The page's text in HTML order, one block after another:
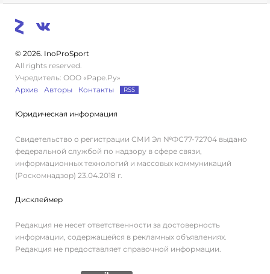
© 2026. InoProSport
All rights reserved.
Учредитель: ООО «Раре.Ру»
Архив
Авторы Контакты RSS
Юридическая информация
Свидетельство о регистрации СМИ Эл №ФС77-72704 выдано
федеральной службой по надзору в сфере связи,
информационных технологий и массовых коммуникаций
(Роскомнадзор) 23.04.2018 г.
Дисклеймер
Редакция не несет ответственности за достоверность
информации, содержащейся в рекламных объявлениях.
Редакция не предоставляет справочной информации.